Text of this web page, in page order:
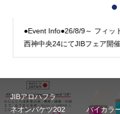
●Event Info●26/8/9～ フィッ
西神中央24にてJIBフェア開催
2
JIBアロハフラ
ネオンバケツ202
バイカラ